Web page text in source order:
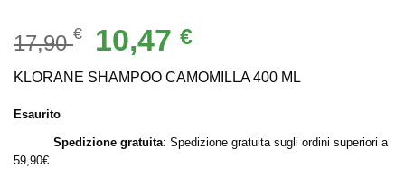
17,90€
Il
prezzo
originale
10,47€Il
attuale
KLORANE SHAMPOO CAMOMILLA 400 ML
Esaurito
Spedizione gratuita: Spedizione gratuita sugli ordini superiori a
59,90€